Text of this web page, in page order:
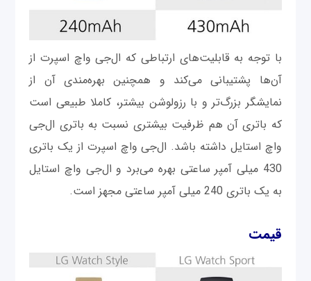
با توجه به قابلیت‌های ارتباطی که ال‌جی واچ اسپرت از
آن‌ها پشتیبانی می‌کند و همچنین بهره‌مندی آن از
نمایشگر بزرگ‌تر و با رزولوشن بیشتر، کاملا طبیعی است
که باتری آن هم ظرفیت بیشتری نسبت به باتری ال‌جی
واچ استایل داشته باشد. ال‌جی واچ اسپرت از یک باتری
430 میلی آمپر ساعتی بهره می‌برد و ال‌جی واچ استایل
به یک باتری 240 میلی آمپر ساعتی مجهز است.
قیمت